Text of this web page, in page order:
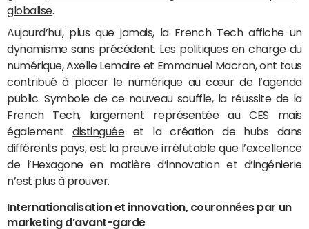
globalise.
Aujourd’hui, plus que jamais, la French Tech affiche un
dynamisme sans précédent. Les politiques en charge du
numérique, Axelle Lemaire et Emmanuel Macron, ont tous
contribué à placer le numérique au cœur de l’agenda
public. Symbole de ce nouveau souffle, la réussite de la
French Tech, largement représentée au CES mais
égalementdistinguéeet la création de hubs dans
différents pays, est la preuve irréfutable que l’excellence
de l’Hexagone en matière d’innovation et d’ingénierie
n’est plus à prouver.
Internationalisation et innovation, couronnées par un
marketing d’avant-garde